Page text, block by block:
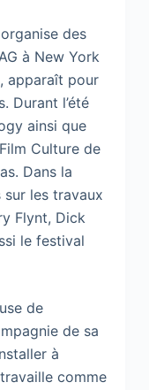
des
à New York
apparaît pour
Durant l’été
ainsi que
Culture de
Dans la
les travaux
Flynt, Dick
le festival
de
de sa
à
comme